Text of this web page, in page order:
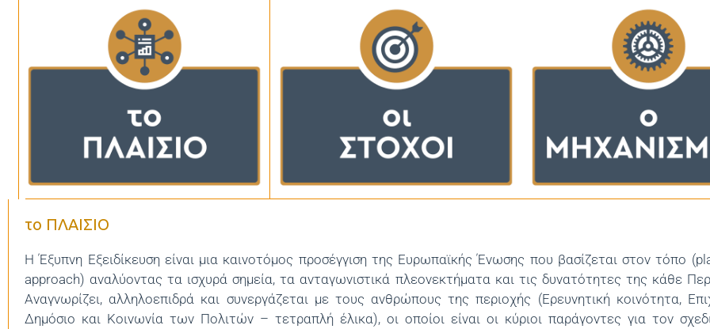
το ΠΛΑΙΣΙΟ
Η Έξυπνη Εξειδίκευση είναι μια καινοτόμος προσέγγιση της Ευρωπαϊκής Ένωσης που βασίζεται στον τόπο
approach) αναλύοντας τα ισχυρά σημεία, τα ανταγωνιστικά πλεονεκτήματα και τις δυνατότητες της κάθε
Αναγνωρίζει, αλληλοεπιδρά και συνεργάζεται με τους ανθρώπους της περιοχής (Ερευνητική κοινότητα,
Δημόσιο και Κοινωνία των Πολιτών – τετραπλή έλικα), οι οποίοι είναι οι κύριοι παράγοντες για τον